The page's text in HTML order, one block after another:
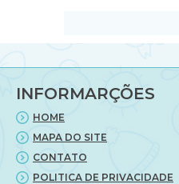
INFORMARÇÕES
HOME
MAPA DO SITE
CONTATO
POLITICA DE PRIVACIDADE